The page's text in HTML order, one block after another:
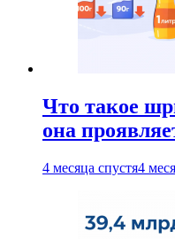
Что такое
она
4 месяца спустя4